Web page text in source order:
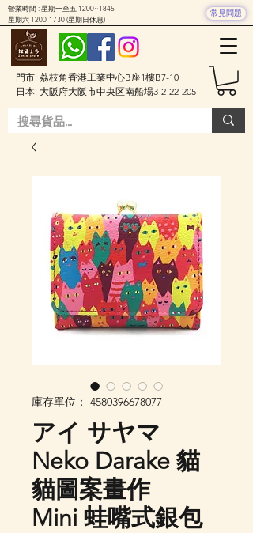
門市: 荔枝角香港工業中心B座1樓B7-10
日本: 大阪府大阪市中央区南船場3-2-22-205
營業時間 : 星期一至五 1200~1845
星期六 1200-1730(星期日休息)
常見問題
庫存單位： 4580396678077
アイ サヤマ
Neko Darake 貓
貓圖案畫作
Mini 蛙嘴式銀包